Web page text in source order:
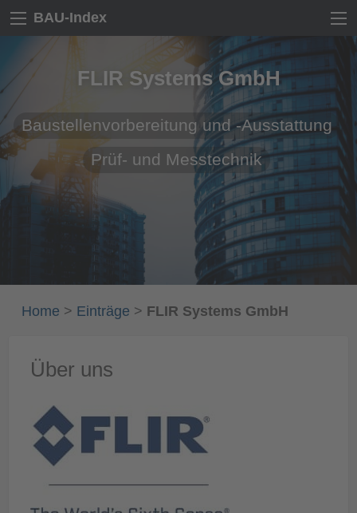
BAU-Index
FLIR Systems GmbH
Baustellenvorbereitung und -Ausstattung
Prüf- und Messtechnik
Home > Einträge > FLIR Systems GmbH
Über uns